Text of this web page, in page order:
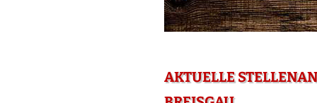
AKTUELLE